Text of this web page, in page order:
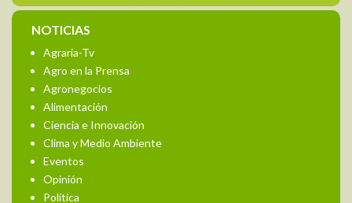
NOTICIAS
Agraria-Tv
Agro en la Prensa
Agronegocios
Alimentación
Ciencia e Innovación
Clima y Medio Ambiente
Eventos
Opinión
Política